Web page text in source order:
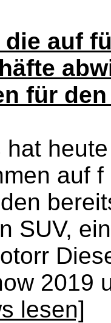
die auf
für
hat
auf
SUV,
2019
lesen]